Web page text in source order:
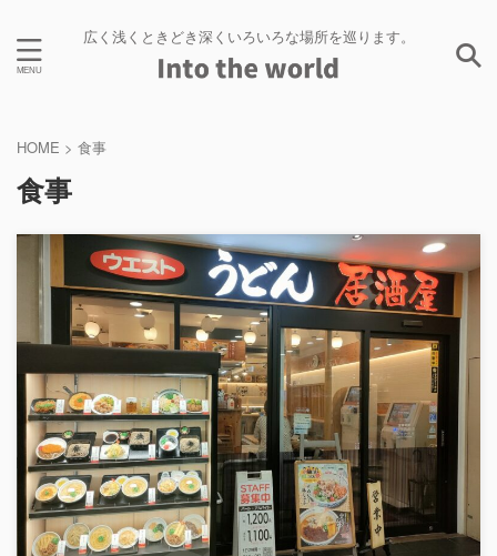
広く浅くときどき深くいろいろな場所を巡ります。
HOME > 食事
食事